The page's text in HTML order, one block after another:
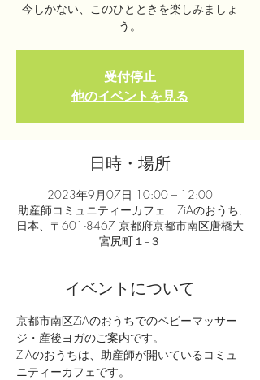
今しかない、このひとときを楽しみましょ
う。
受付停止
他のイベントを見る
日時・場所
2023年9月07日 10:00 – 12:00
助産師コミュニティーカフェ ZiAのおうち,
日本、〒601-8467 京都府京都市南区唐橋大
宮尻町１−３
イベントについて
京都市南区ZiAのおうちでのベビーマッサー
ジ・産後ヨガのご案内です。
ZiAのおうちは、助産師が開いているコミュ
ニティーカフェです。